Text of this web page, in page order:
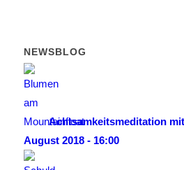
NEWSBLOG
Achtsamkeitsmeditation
August 2018 - 16:00